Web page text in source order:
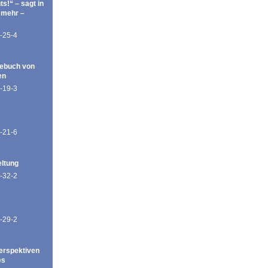
– sagt in
–
25-4
von
19-3
21-6
32-2
29-2